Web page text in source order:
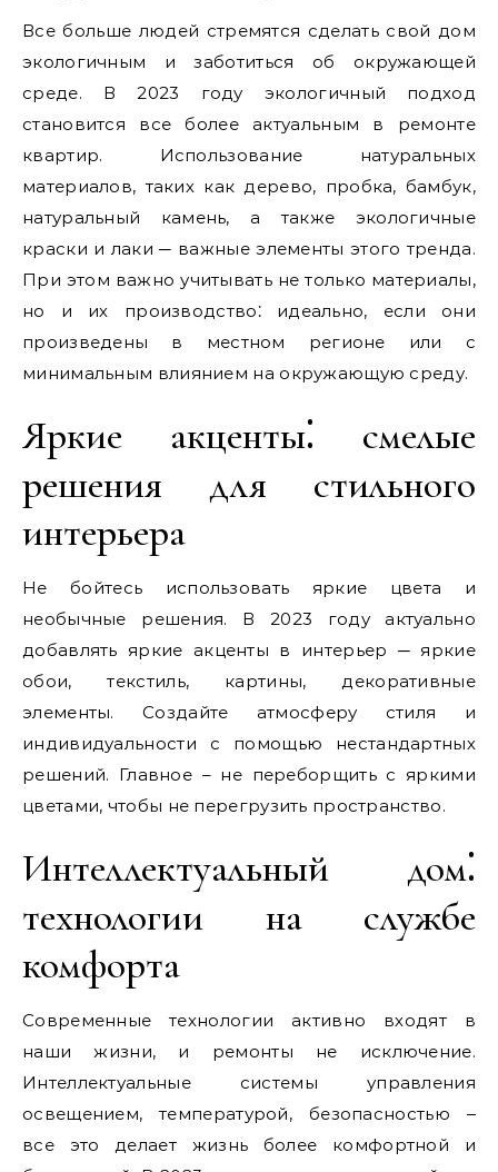
Все больше людей стремятся сделать свой дом
экологичным и заботиться об окружающей
среде. В 2023 году экологичный подход
становится все более актуальным в ремонте
квартир. Использование натуральных
материалов, таких как дерево, пробка, бамбук,
натуральный камень, а также экологичные
краски и лаки ─ важные элементы этого тренда.
При этом важно учитывать не только материалы,
но и их производство⁚ идеально, если они
произведены в местном регионе или с
минимальным влиянием на окружающую среду.
Яркие акценты⁚ смелые
решения для стильного
интерьера
Не бойтесь использовать яркие цвета и
необычные решения. В 2023 году актуально
добавлять яркие акценты в интерьер ─ яркие
обои, текстиль, картины, декоративные
элементы. Создайте атмосферу стиля и
индивидуальности с помощью нестандартных
решений. Главное – не переборщить с яркими
цветами, чтобы не перегрузить пространство.
Интеллектуальный дом⁚
технологии на службе
комфорта
Современные технологии активно входят в
наши жизни, и ремонты не исключение.
Интеллектуальные системы управления
освещением, температурой, безопасностью ‒
все это делает жизнь более комфортной и